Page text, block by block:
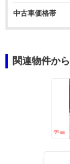
中古車価格帯
関連物件か